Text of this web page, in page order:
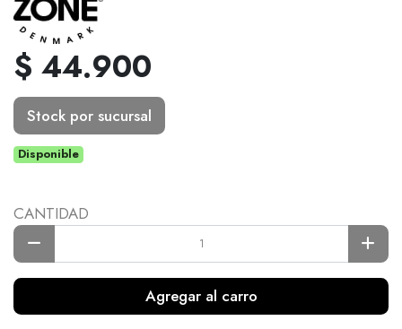
$ 44.900
Stock por sucursal
Disponible
CANTIDAD
Agregar al carro